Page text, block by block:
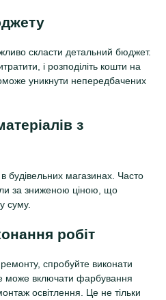
скласти детальний бюджет.
і розподіліть кошти на
уникнути непередбачених
з
будівельних магазинах. Часто
за зниженою ціною, що
суму.
робіт
спробуйте виконати
може включати фарбування
освітлення. Це не тільки